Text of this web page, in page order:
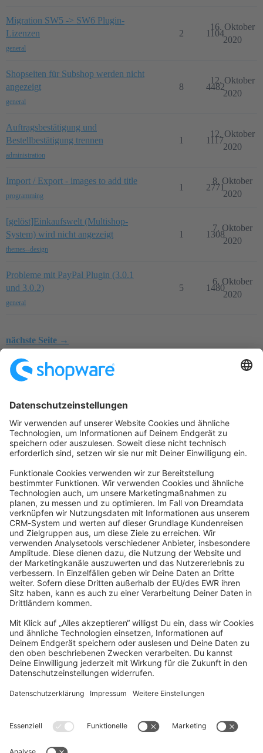
Migration SW5 -> SW6 Plugin-
Lizenzen
general
2 1104
16. Oktober
2020
Shopseiten für Subshop werden nicht
angezeigt
general
8 4482
12. Oktober
2020
Auftragsbestätigung und
Bestellbestätigung trennen
administration
1 1117
12. Oktober
2020
Import / Export - images to add title
programming
1 2771
8. Oktober
2020
[gelöst]Einkaufswelt (Multishop-
System) wird nicht angezeigt
themes--design
1 1308
7. Oktober
2020
Probleme mit PayPal Plugin (3.0.1
und 3.0.2)
general
5 1480
6. Oktober
2020
nächste Seite →
Angetrieben vonDiscourse, beste Erfahrung mit aktiviertem
community@shopware.com
Company
Press
Jobs
Newsletter
Store
Shopware 6 Handbook by
Splendid (German)
Shopware 6 - Product Feedback &